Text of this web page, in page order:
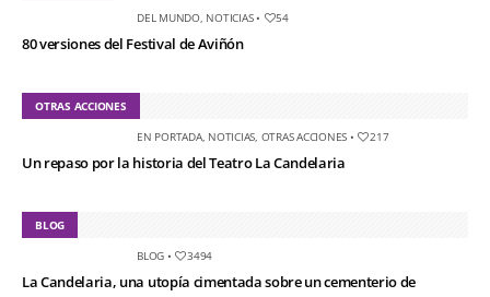
DEL MUNDO, NOTICIAS• 54
80 versiones del Festival de Aviñón
OTRAS ACCIONES
EN PORTADA, NOTICIAS OTRAS ACCIONES • 217
Un repaso por la historia del Teatro La Candelaria
BLOG
BLOG • 3494
La Candelaria, una utopía cimentada sobre un cementerio de